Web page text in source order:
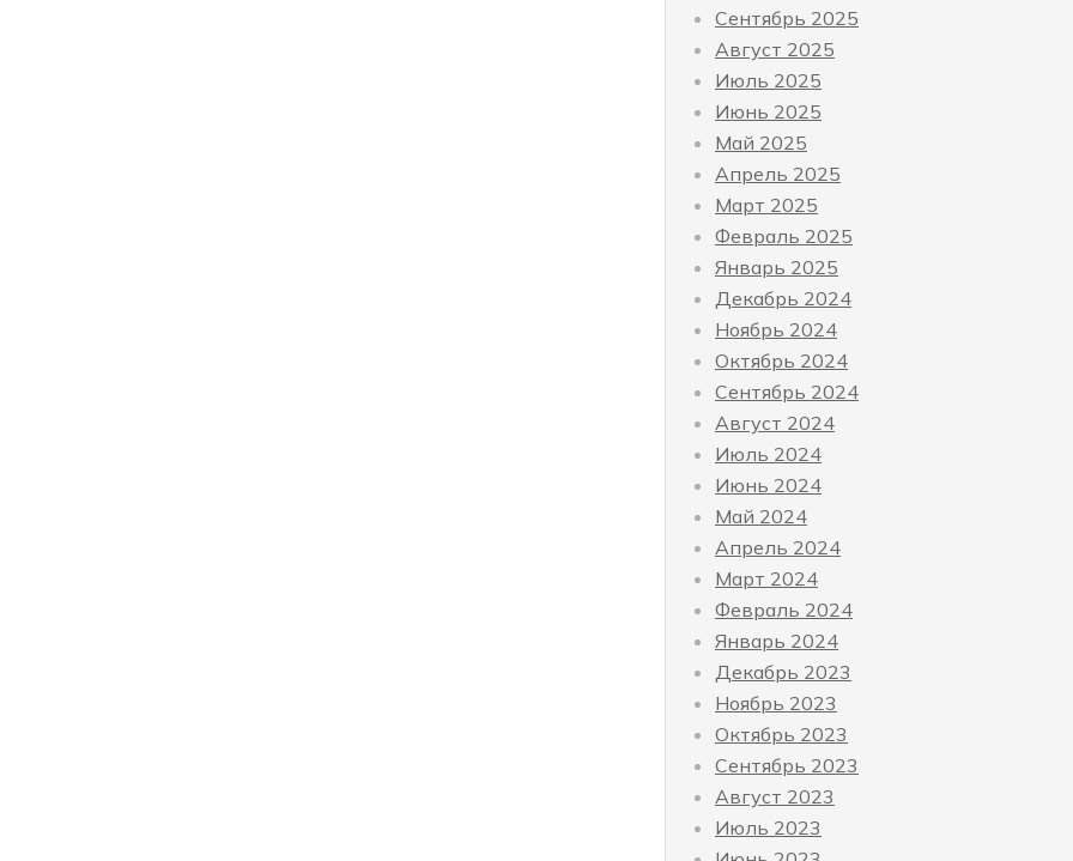
Сентябрь 2025
Август 2025
Июль 2025
Июнь 2025
Май 2025
Апрель 2025
Март 2025
Февраль 2025
Январь 2025
Декабрь 2024
Ноябрь 2024
Октябрь 2024
Сентябрь 2024
Август 2024
Июль 2024
Июнь 2024
Май 2024
Апрель 2024
Март 2024
Февраль 2024
Январь 2024
Декабрь 2023
Ноябрь 2023
Октябрь 2023
Сентябрь 2023
Август 2023
Июль 2023